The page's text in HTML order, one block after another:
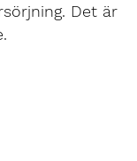
Det är